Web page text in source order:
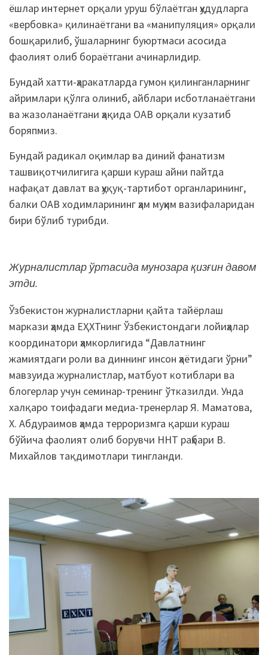
ёшлар интернет орқали уруш бўлаётган ҳудудларга
«вербовка» қилинаётгани ва «манипуляция» орқали
бошқарилиб, ўшаларнинг буюртмаси асосида
фаолият олиб бораётгани ачинарлидир.
Бундай хатти-ҳаракатларда гумон қилинганларнинг
айримлари қўлга олиниб, айблари исботланаётгани
ва жазоланаётгани ҳақида ОАВ орқали кузатиб
боряпмиз.
Бундай радикал оқимлар ва диний фанатизм
ташвиқотчилигига қарши кураш айни пайтда
нафақат давлат ва ҳуқуқ-тартибот органларининг,
балки ОАВ ходимларининг ҳам муҳим вазифаларидан
бири бўлиб турибди.
Журналистлар ўртасида мунозара қизғин давом
этди.
Ўзбекистон журналистларни қайта тайёрлаш
маркази ҳамда ЕҲХТнинг Ўзбекистондаги лойиҳалар
координатори ҳамкорлигида “Давлатнинг
жамиятдаги роли ва диннинг инсон ҳаётидаги ўрни”
мавзуида журналистлар, матбуот котиблари ва
блогерлар учун семинар-тренинг ўтказилди. Унда
халқаро тоифадаги медиа-тренерлар Я. Маматова,
Х. Абдураимов ҳамда терроризмга қарши кураш
бўйича фаолият олиб борувчи ННТ раҳбари В.
Михайлов тақдимотлари тингланди.